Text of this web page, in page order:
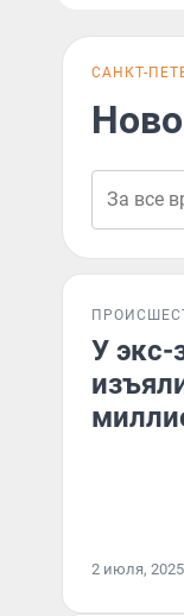
САНКТ-
У экс-
2 июля,